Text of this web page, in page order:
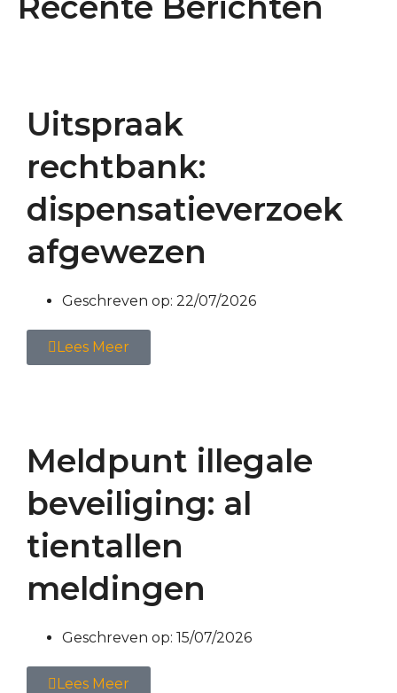
Uitspraak
rechtbank:
dispensatieverzoek
afgewezen
Geschreven op: 22/07/2026
Lees Meer
Meldpunt illegale
beveiliging: al
tientallen
meldingen
Geschreven op: 15/07/2026
Lees Meer